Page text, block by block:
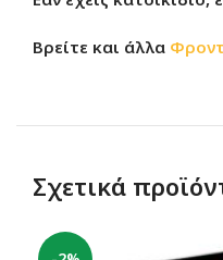
Βρείτε και άλλα
Σχετικά